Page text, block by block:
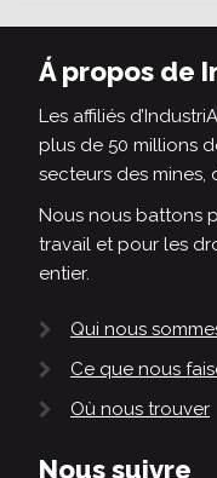
Á propos de
Les affiliés
plus de 50 millions
secteurs des mines,
Nous nous battons
travail et pour les
entier.
Qui nous
Ce que nous
Où nous trouver
Nous suivre